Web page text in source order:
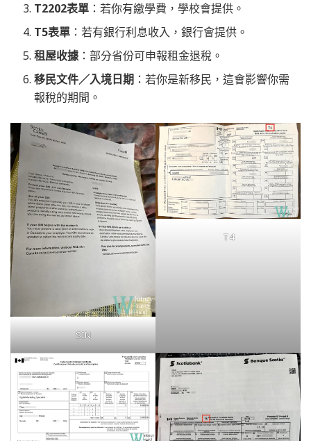
T2202表單 ：若你有繳學費，學校會提供。
T5表單 ：若有銀行利息收入，銀行會提供。
租屋收據：部分省份可申報租金退稅。
移民文件／入境日期 ：若你是新移民，這會影響你需
報稅的期間。
SIN
T4